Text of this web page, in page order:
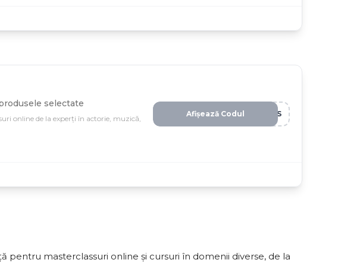
selectate
online de la experți în actorie, muzică,
QAS
Afișează Codul
masterclassuri online și cursuri în domenii diverse, de la